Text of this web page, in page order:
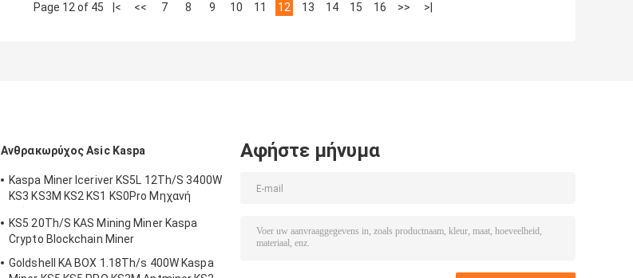
Page 12 of 45 |< << 7 8 9 10 11 12 13 14 15 16 >> >|
Ανθρακωρύχος Asic Kaspa
Kaspa Miner Iceriver KS5L 12Th/S 3400W
KS3 KS3M KS2 KS1 KS0Pro Μηχανή
KS5 20Th/S KAS Mining Miner Kaspa
Crypto Blockchain Miner
Goldshell KA BOX 1.18Th/s 400W Kaspa
Αφήστε μήνυμα